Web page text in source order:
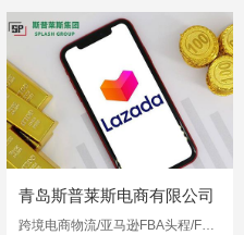
青岛斯普莱斯电商有限公司
跨境电商物流/亚马逊FBA头程/FBA海运